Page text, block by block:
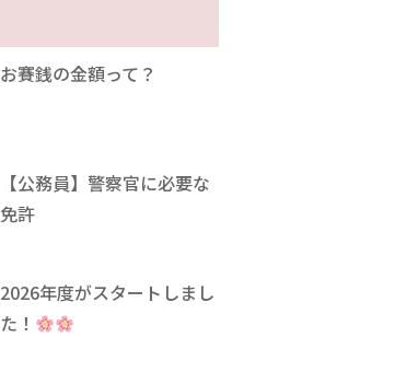
お賽銭の金額って？
【公務員】警察官に必要な
免許
2026年度がスタートしまし
た！